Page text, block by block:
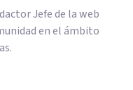
Jefe de la web
en el ámbito